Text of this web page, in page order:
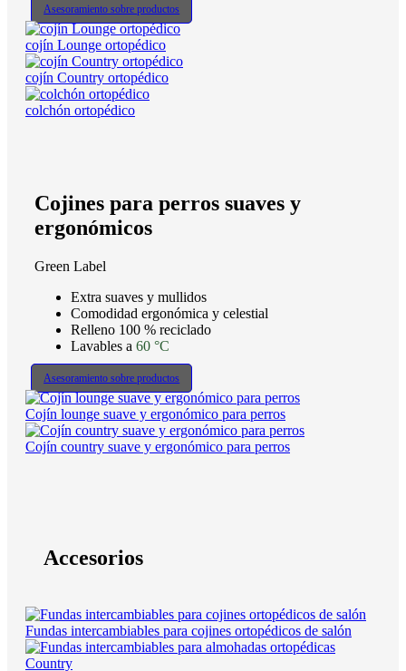
Asesoramiento sobre productos
cojín Lounge ortopédico
cojín Country ortopédico
colchón ortopédico
Cojines para perros suaves y
ergonómicos
Green Label
Extra suaves y mullidos
Comodidad ergonómica y celestial
Relleno 100 % reciclado
Lavables a 60 °C
Asesoramiento sobre productos
Cojín lounge suave y ergonómico para perros
Cojín country suave y ergonómico para perros
Accesorios
Fundas intercambiables para cojines ortopédicos de salón